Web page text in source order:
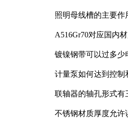
照明母线槽的主要作
A516Gr70对应国内
镀镍钢带可以过多少
计量泵如何达到控制
联轴器的轴孔形式有
不锈钢材质厚度允许